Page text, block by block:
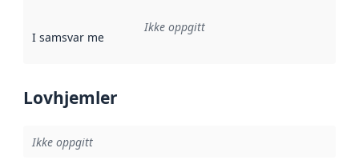
I samsvar med Referanse til en implementasjonsregel
Ikke oppgitt
Lovhjemler
Ikke oppgitt